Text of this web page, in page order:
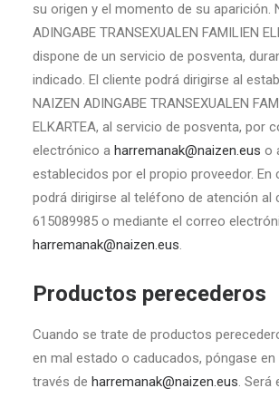
su origen y el momento de su aparición.
ADINGABE TRANSEXUALEN FAMILIEN
dispone de un servicio de posventa,
indicado. El cliente podrá dirigirse al
NAIZEN ADINGABE TRANSEXUALEN
ELKARTEA, al servicio de posventa, por
electrónico a harremanak@naizen.eus o
establecidos por el propio proveedor. En
podrá dirigirse al teléfono de atención al
615089985 o mediante el correo
harremanak@naizen.eus.
Productos perecederos
Cuando se trate de productos
en mal estado o caducados, póngase
través de harremanak@naizen.eus. Será